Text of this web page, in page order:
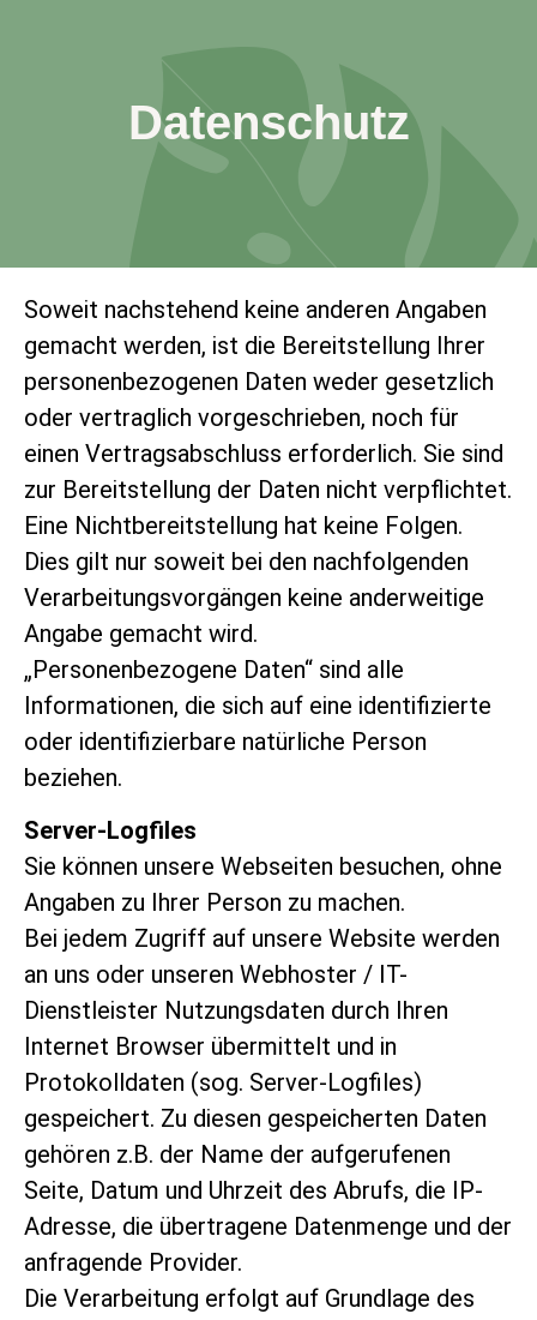
Datenschutz
Soweit nachstehend keine anderen Angaben
gemacht werden, ist die Bereitstellung Ihrer
personenbezogenen Daten weder gesetzlich
oder vertraglich vorgeschrieben, noch für
einen Vertragsabschluss erforderlich. Sie sind
zur Bereitstellung der Daten nicht verpflichtet.
Eine Nichtbereitstellung hat keine Folgen.
Dies gilt nur soweit bei den nachfolgenden
Verarbeitungsvorgängen keine anderweitige
Angabe gemacht wird.
„Personenbezogene Daten“ sind alle
Informationen, die sich auf eine identifizierte
oder identifizierbare natürliche Person
beziehen.
Server-Logfiles
Sie können unsere Webseiten besuchen, ohne
Angaben zu Ihrer Person zu machen.
Bei jedem Zugriff auf unsere Website werden
an uns oder unseren Webhoster / IT-
Dienstleister Nutzungsdaten durch Ihren
Internet Browser übermittelt und in
Protokolldaten (sog. Server-Logfiles)
gespeichert. Zu diesen gespeicherten Daten
gehören z.B. der Name der aufgerufenen
Seite, Datum und Uhrzeit des Abrufs, die IP-
Adresse, die übertragene Datenmenge und der
anfragende Provider.
Die Verarbeitung erfolgt auf Grundlage des